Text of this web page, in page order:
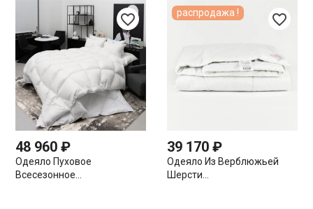
favorite_border
48 960 ₽
Одеяло Пуховое
Всесезонное...
favorite_border
39 170 ₽
Одеяло Из Верблюжьей
Шерсти...
распродажа !